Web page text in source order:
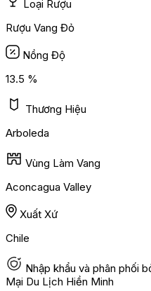
Loại Rượu
Rượu Vang Đỏ
Nồng Độ
13.5 %
Thương Hiệu
Arboleda
Vùng Làm Vang
Aconcagua Valley
Xuất Xứ
Chile
Nhập khẩu và phân phối
Mại Du Lịch Hiền Minh